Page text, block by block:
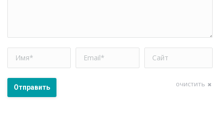
Имя * Email * Сайт
очистить
Отправить